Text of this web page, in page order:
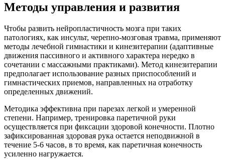
Методы управления и развития
Чтобы развить нейропластичность мозга при таких
патологиях, как инсульт, черепно-мозговая травма, применяют
методы лечебной гимнастики и кинезитерапии (адаптивные
движения пассивного и активного характера нередко в
сочетании с массажными практиками). Метод кинезитерапии
предполагает использование разных приспособлений и
гимнастических приемов, направленных на отработку
определенных движений.
Методика эффективна при парезах легкой и умеренной
степени. Например, тренировка паретичной руки
осуществляется при фиксации здоровой конечности. Плотно
зафиксированная здоровая рука остается неподвижной в
течение 5-6 часов, в то время, как паретичная конечность
усиленно нагружается.